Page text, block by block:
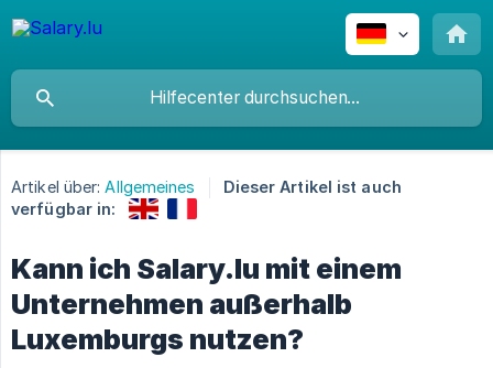
Artikel über: Allgemeines
Dieser Artikel ist auch
verfügbar in:
Kann ich Salary.lu mit einem
Unternehmen außerhalb
Luxemburgs nutzen?